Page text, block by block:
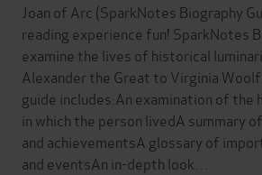
Joan of Arc (SparkNotes Biography
reading experience fun! SparkNotes
examine the lives of historical
Alexander the Great to Virginia
guide includes:An examination of
in which the person livedA summary
and achievementsA glossary of
and eventsAn in-depth look…